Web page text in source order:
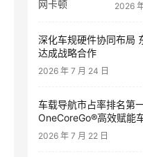
2026
深化车规硬件协同布局
达成战略合作
2026 年 7 月 24 日
车载导航市占率排名第
OneCoreGo®高效赋能
2026 年 7 月 22 日